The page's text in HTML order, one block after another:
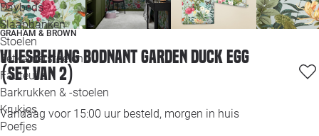
Daybeds
Slaapbanken
Stoelen
Eetkamerstoelen
Fauteuils
Barkrukken & -stoelen
Krukjes
Poefjes
GRAHAM & BROWN
Vliesbehang Bodnant garden duck egg
(set van 2)
Vandaag voor 15:00 uur besteld, morgen in huis